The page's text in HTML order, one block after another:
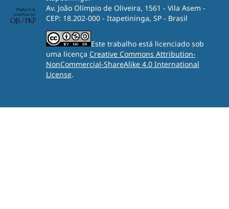
Av. João Olímpio de Oliveira, 1561 - Vila Asem -
CEP: 18.202-000 - Itapetininga, SP - Brasil
Este trabalho está licenciado sob
uma licença Creative Commons Attribution-
NonCommercial-ShareAlike 4.0 International
License.